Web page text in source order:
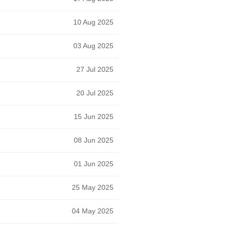
10 Aug 2025
03 Aug 2025
27 Jul 2025
20 Jul 2025
15 Jun 2025
08 Jun 2025
01 Jun 2025
25 May 2025
04 May 2025